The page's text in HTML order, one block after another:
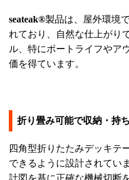
seateak®製品は、屋外環境
れており、自然な仕上がり
ル、特にボートライフやア
価を得ています。
折り畳み可能で収納・持
四角型折りたたみデッキテ
できるように設計されてい